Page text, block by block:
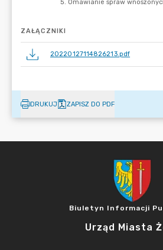
ZAŁĄCZNIKI
20220127114826213.pdf
DRUKUJ ZAPISZ DO PDF
Biuletyn Informacji
Urząd Miasta